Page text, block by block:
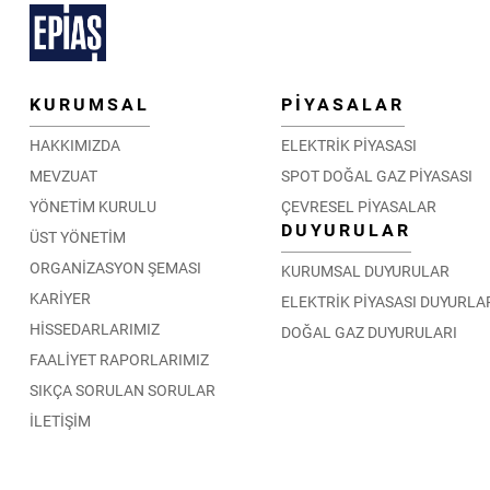
KURUMSAL
HAKKIMIZDA
MEVZUAT
YÖNETİM KURULU
ÜST YÖNETİM
ORGANİZASYON ŞEMASI
KARİYER
HİSSEDARLARIMIZ
FAALİYET RAPORLARIMIZ
SIKÇA SORULAN SORULAR
İLETİŞİM
PİYASALAR
ELEKTRİK PİYASASI
SPOT DOĞAL GAZ PİYASASI
ÇEVRESEL PİYASALAR
DUYURULAR
KURUMSAL DUYURULAR
ELEKTRİK PİYASASI
DOĞAL GAZ DUYURULARI